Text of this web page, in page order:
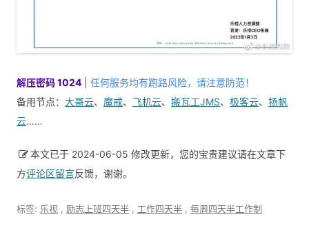
解压密码 1024
任何服务均有跑路风险，请注意防范！
备用节点： 大哥云、 魔戒、 飞机云、 搬瓦工JMS、 极客云、 扬帆
云……
本文已于 2024-06-05 修改更新，您的宝贵建议请在文章下
方评论区留言反馈，谢谢。
标签: 乐视 , 励志上班四天半 , 工作四天半 , 每周四天半工作制